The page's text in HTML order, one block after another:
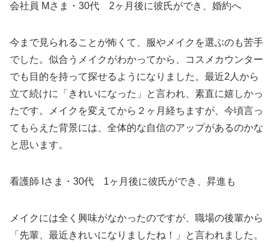
会社員 Mさま・30代 2ヶ月後に彼氏ができ、婚約へ
今まで見られることが怖くて、服やメイクを選ぶのも苦手
でした。似合うメイクがわかってから、コスメカウンター
でも目的を持って探せるようになりました。最近2人から
立て続けに「きれいになった」と言われ、素直に嬉しかっ
たです。メイクを変えてから２ヶ月経ちますが、今頃言っ
てもらえた背景には、全体的な自信のアップがあるのかな
と思います。
看護師 Iさま・30代 1ヶ月後に彼氏ができ、昇進も
メイクには全く興味がなかったのですが、職場の後輩から
「先輩、最近きれいになりましたね！」と言われました。